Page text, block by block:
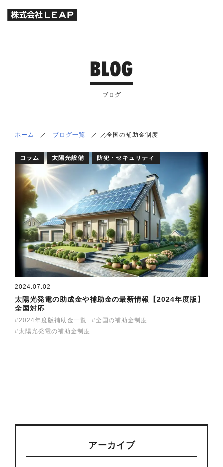
ブログ
ホーム ／ ブログ一覧 ／ ／
／全国の補助金制度
コラム 太陽光設備 防犯・セキュリティ
2024.07.02
太陽光発電の助成金や補助金の最新情報【2024年度版】
全国対応
2024年度版補助金一覧
全国の補助金制度
太陽光発電の補助金制度
アーカイブ